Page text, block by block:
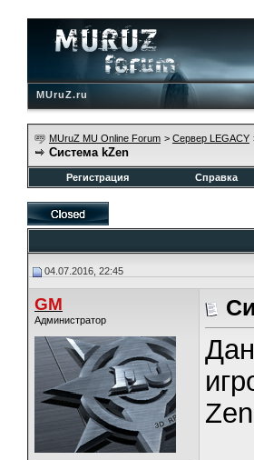
MUruZ.ru
MUruZ MU Online Forum > Сервер LEGACY
Cистема kZen
Регистрация Справка
04.07.2016, 22:45
GM
Администратор